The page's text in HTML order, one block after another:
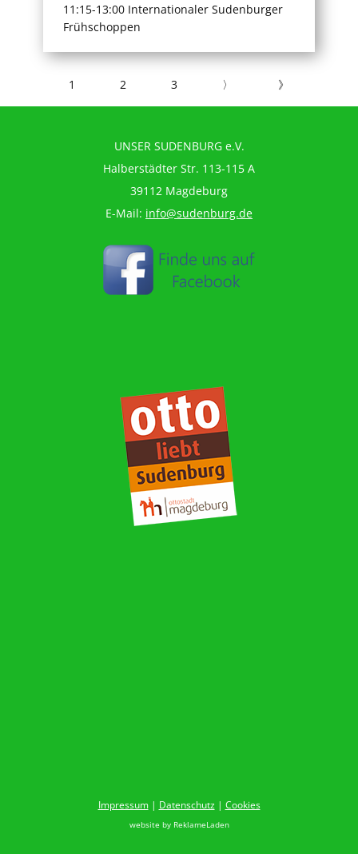
11:15-13:00 Internationaler Sudenburger
Frühschoppen
1 2 3 〉 》
UNSER SUDENBURG e.V.
Halberstädter Str. 113-115 A
39112 Magdeburg
E-Mail: info@sudenburg.de
Impressum| Datenschutz| Cookies
website by ReklameLaden